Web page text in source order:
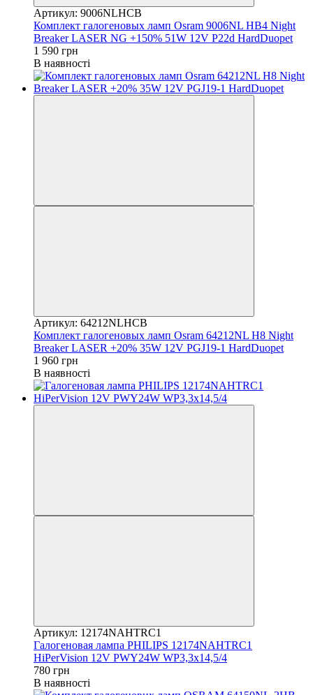
Артикул: 9006NLHCB
Комплект галогеновых ламп Osram 9006NL HB4 Night
Breaker LASER NG +150% 51W 12V P22d HardDuopet
1 590 грн
В наявності
Артикул: 64212NLHCB
Комплект галогеновых ламп Osram 64212NL H8 Night
Breaker LASER +20% 35W 12V PGJ19-1 HardDuopet
1 960 грн
В наявності
Артикул: 12174NAHTRC1
Галогеновая лампа PHILIPS 12174NAHTRC1
HiPerVision 12V PWY24W WP3,3x14,5/4
780 грн
В наявності